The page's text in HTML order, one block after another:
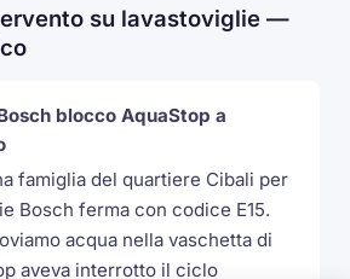
su lavastoviglie —
blocco AquaStop a
famiglia del quartiere Cibali per
Bosch ferma con codice E15.
acqua nella vaschetta di
aveva interrotto il ciclo